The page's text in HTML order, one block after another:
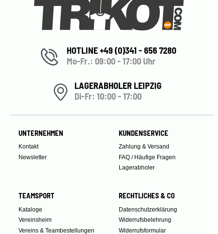
HOTLINE +49 (0)341 - 656 7280
Mo-Fr.: 09:00 - 17:00 Uhr
LAGERABHOLER LEIPZIG
Di-Fr: 10:00 - 17:00
UNTERNEHMEN
Kontakt
Newsletter
KUNDENSERVICE
Zahlung & Versand
FAQ / Häufige Fragen
Lagerabholer
TEAMSPORT
Kataloge
Vereinsheim
Vereins & Teambestellungen
RECHTLICHES & CO
Datenschutzerklärung
Widerrufsbelehrung
Widerrufsformular